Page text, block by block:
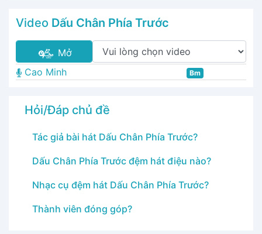
Video Dấu Chân Phía Trước
Mở
Cao Minh
Bm
Hỏi/Đáp chủ đề
Tác giả bài hát Dấu Chân Phía Trước?
Dấu Chân Phía Trước đệm hát điệu nào?
Nhạc cụ đệm hát Dấu Chân Phía Trước?
Thành viên đóng góp?